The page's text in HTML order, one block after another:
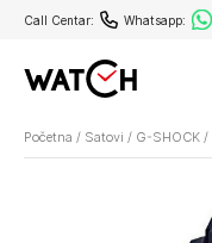
Call Centar: Whatsapp:
Početna / Satovi / G-SHOCK /